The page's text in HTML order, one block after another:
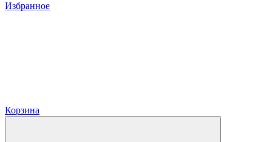
Избранное
Корзина